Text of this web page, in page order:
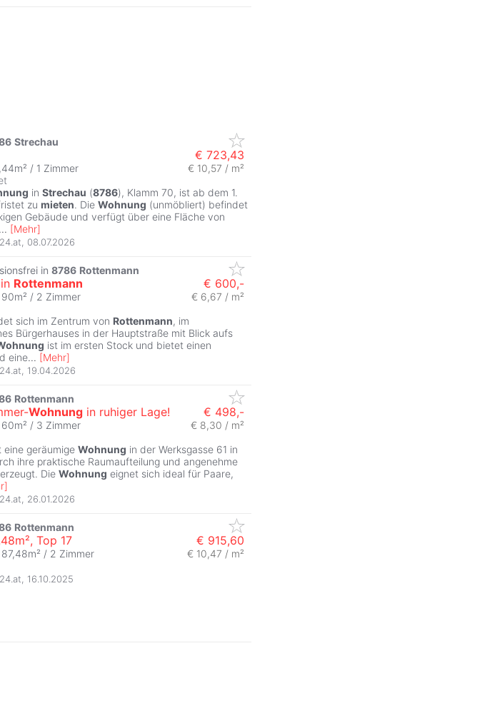
Strechau
€ 723,43
/ 1 Zimmer
€ 10,57 / m²
in Strechau (8786), Klamm 70, ist ab dem 1.
zu mieten. Die Wohnung (unmöbliert) befindet
Gebäude und verfügt über eine Fläche von
... [Mehr]
, 08.07.2026
in 8786 Rottenmann
in Rottenmann € 600,-
/ 2 Zimmer
€ 6,67 / m²
sich im Zentrum von Rottenmann, im
Bürgerhauses in der Hauptstraße mit Blick aufs
ist im ersten Stock und bietet einen
eine... [Mehr]
, 19.04.2026
Rottenmann
Wohnung in ruhiger Lage! € 498,-
/ 3 Zimmer
€ 8,30 / m²
eine geräumige Wohnung in der Werksgasse 61 in
ihre praktische Raumaufteilung und angenehme
Die Wohnung eignet sich ideal für Paare,
]
, 26.01.2026
Rottenmann
Top 17 € 915,60
/ 2 Zimmer
€ 10,47 / m²
, 16.10.2025